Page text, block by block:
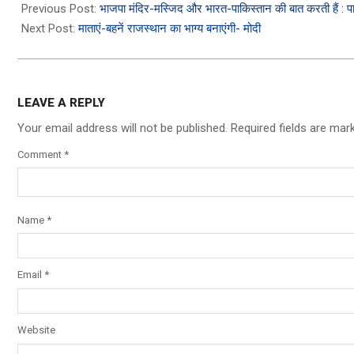
11-
21
Previous Post: भाजपा मंदिर-मस्जिद और भारत-पाकिस्तान की बात करती हैं :
Next Post:माताएं-बहनें राजस्थान का भाग्य बनाएंगी- मोदी
LEAVE A REPLY
Your email address will not be published. Required fields are
Comment *
Name *
Email *
Website